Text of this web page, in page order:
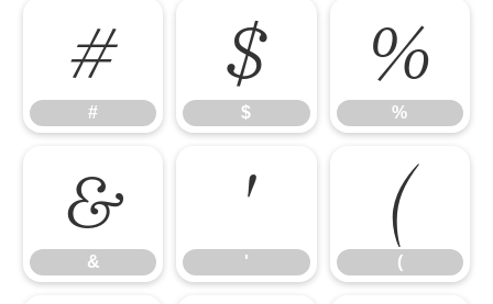
#
#
$
$
%
%
&
&
'
'
(
(